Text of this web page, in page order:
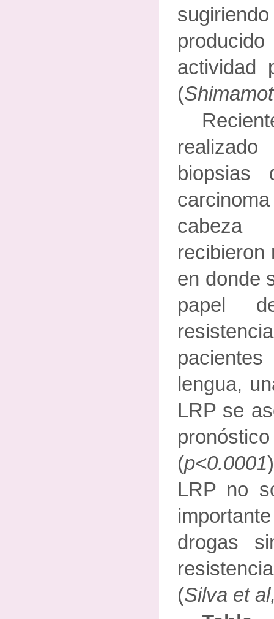
actividad
(
biopsias
recibieron
en donde
papel
lengua,
LRP se
(p<0.0001
LRP no
drogas
(Silva et